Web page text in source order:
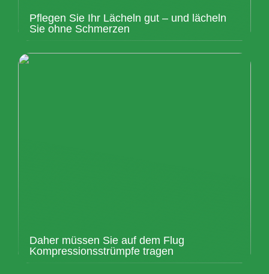
Pflegen Sie Ihr Lächeln gut – und lächeln
Sie ohne Schmerzen
Daher müssen Sie auf dem Flug
Kompressionsstrümpfe tragen